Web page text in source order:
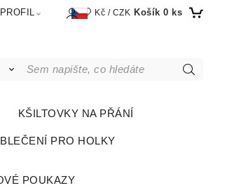
Kč / CZK Košík 0 ks
KŠILTOVKY NA PŘÁNÍ
PRO HOLKY
POUKAZY